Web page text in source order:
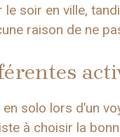
soir en ville,
raison de ne
solo lors d’un
à choisir la